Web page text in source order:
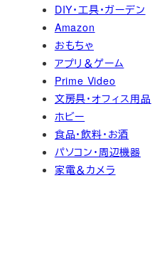
DIY・工具・ガーデン
Amazon
おもちゃ
アプリ＆ゲーム
Prime Video
文房具・オフィス用品
ホビー
食品・飲料・お酒
パソコン・周辺機器
家電＆カメラ